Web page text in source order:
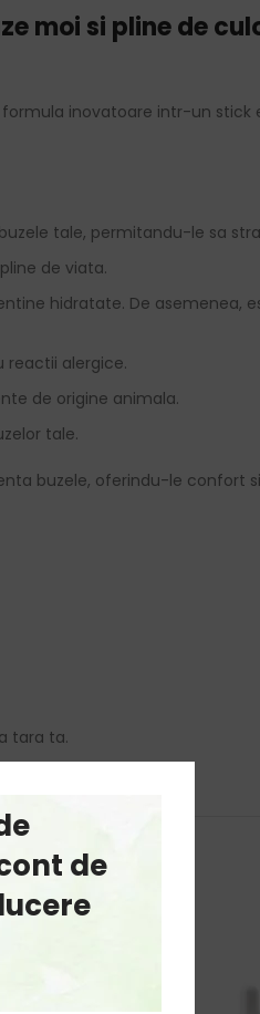
de
moi si pline de
formula inovatoare intr-un
tale, permitandu-le sa
de viata.
hidratate. De asemenea,
reactii alergice.
de origine animala.
tale.
buzele, oferindu-le confort
tara ta.